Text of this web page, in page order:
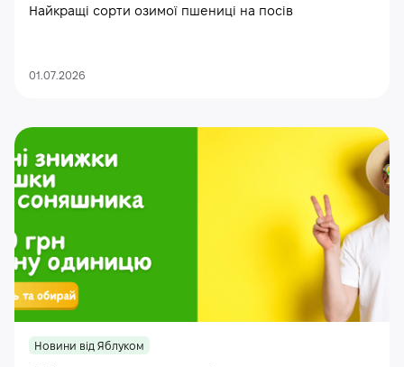
Найкращі сорти озимої пшениці на посів
01.07.2026
Новини від Яблуком